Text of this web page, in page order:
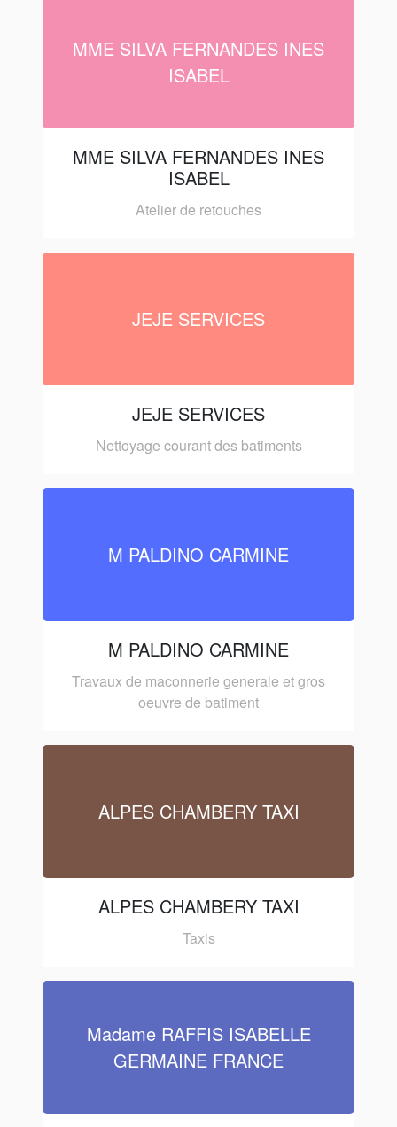
MME SILVA FERNANDES INES
ISABEL
MME SILVA FERNANDES INES
ISABEL
Atelier de retouches
JEJE SERVICES
JEJE SERVICES
Nettoyage courant des batiments
M PALDINO CARMINE
M PALDINO CARMINE
Travaux de maconnerie generale et gros
oeuvre de batiment
ALPES CHAMBERY TAXI
ALPES CHAMBERY TAXI
Taxis
Madame RAFFIS ISABELLE
GERMAINE FRANCE